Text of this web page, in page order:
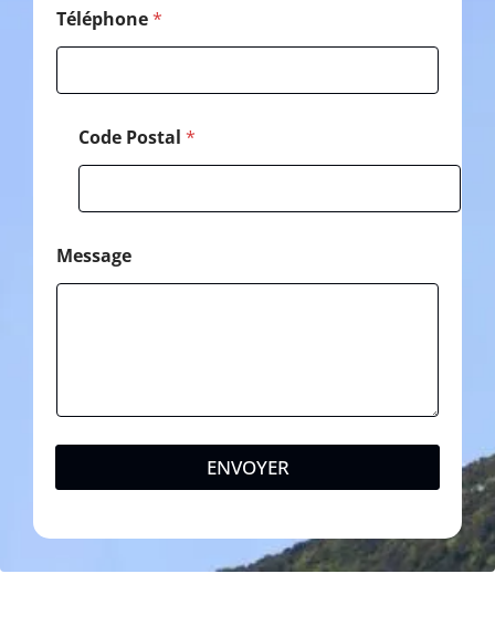
Téléphone*
Code Postal *
Message
ENVOYER